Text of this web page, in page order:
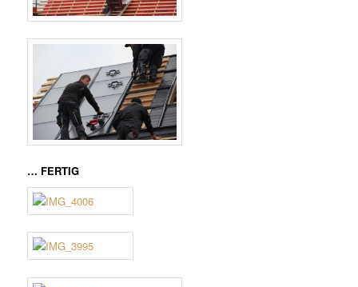
… FERTIG